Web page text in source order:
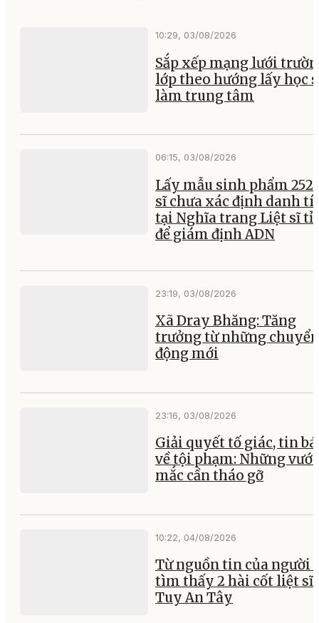
10:29, 03/08/2026
Sắp xếp mạng lưới
lớp theo hướng lấy học
làm trung tâm
06:15, 03/08/2026
Lấy mẫu sinh phẩm 252
sĩ chưa xác định danh
tại Nghĩa trang Liệt sĩ
để giám định ADN
23:19, 03/08/2026
Xã Dray Bhăng: Tăng
trưởng từ những chuyển
động mới
23:16, 03/08/2026
Giải quyết tố giác, tin
về tội phạm: Những
mắc cần tháo gỡ
10:22, 04/08/2026
Từ nguồn tin của người
tìm thấy 2 hài cốt liệt sĩ
Tuy An Tây